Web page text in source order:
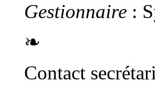
Gestionnaire :
❧
Contact